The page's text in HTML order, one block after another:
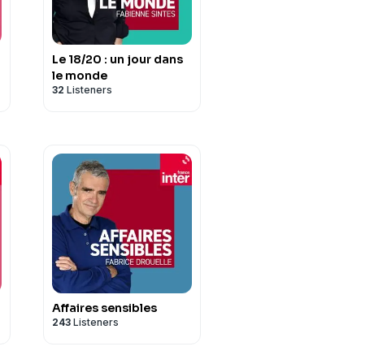
Le 18/20 : un jour dans
le monde
32 Listeners
Affaires sensibles
243 Listeners